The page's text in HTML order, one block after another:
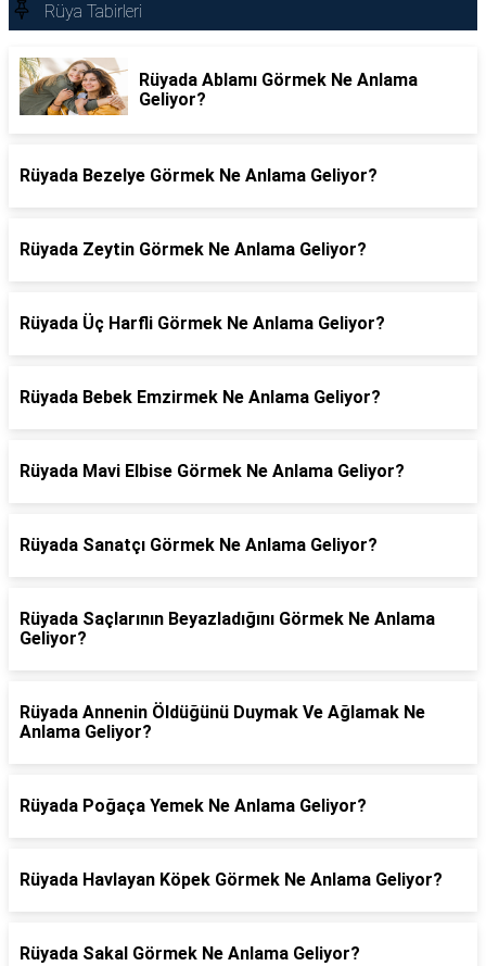
Rüya Tabirleri
Rüyada Ablamı Görmek Ne Anlama
Geliyor?
Rüyada Bezelye Görmek Ne Anlama Geliyor?
Rüyada Zeytin Görmek Ne Anlama Geliyor?
Rüyada Üç Harfli Görmek Ne Anlama Geliyor?
Rüyada Bebek Emzirmek Ne Anlama Geliyor?
Rüyada Mavi Elbise Görmek Ne Anlama Geliyor?
Rüyada Sanatçı Görmek Ne Anlama Geliyor?
Rüyada Saçlarının Beyazladığını Görmek Ne Anlama
Geliyor?
Rüyada Annenin Öldüğünü Duymak Ve Ağlamak Ne
Anlama Geliyor?
Rüyada Poğaça Yemek Ne Anlama Geliyor?
Rüyada Havlayan Köpek Görmek Ne Anlama Geliyor?
Rüyada Sakal Görmek Ne Anlama Geliyor?